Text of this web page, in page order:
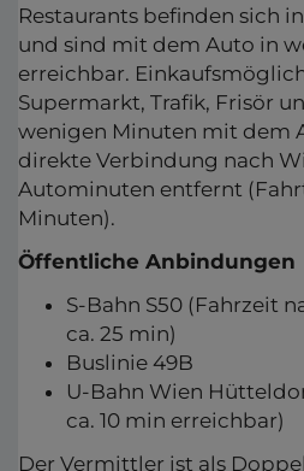
Restaurants befinden sich
und sind mit dem Auto in
erreichbar.
Supermarkt, Trafik, Frisör
wenigen Minuten mit dem
direkte Verbindung nach
Autominuten entfernt
Minuten).
Öffentliche Anbindungen
S-Bahn S50 (Fahrzeit
ca. 25 min)
Buslinie 49B
U-Bahn Wien
ca. 10 min erreichbar)
Der Vermittler ist als